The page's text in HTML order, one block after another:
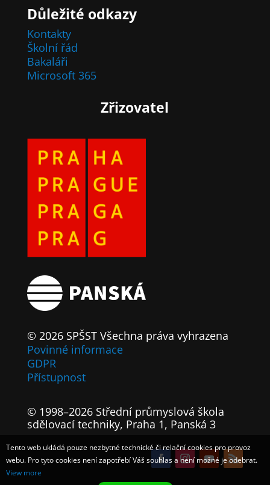
Důležité odkazy
Kontakty
Školní řád
Bakaláři
Microsoft 365
Zřizovatel
© 2026 SPŠST Všechna práva vyhrazena
Povinné informace
GDPR
Přístupnost
© 1998–2026 Střední průmyslová škola
sdělovací techniky, Praha 1, Panská 3
Tento web ukládá pouze nezbytné technické či relační cookies pro provoz
webu. Pro tyto cookies není zapotřebí Váš souhlas a není možné je odebrat.
View more